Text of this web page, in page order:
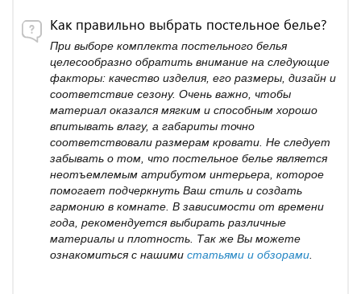
Как правильно выбрать постельное белье?
При выборе комплекта постельного белья
целесообразно обратить внимание на следующие
факторы: качество изделия, его размеры, дизайн и
соответствие сезону. Очень важно, чтобы
материал оказался мягким и способным хорошо
впитывать влагу, а габариты точно
соответствовали размерам кровати. Не следует
забывать о том, что постельное белье является
неотъемлемым атрибутом интерьера, которое
помогает подчеркнуть Ваш стиль и создать
гармонию в комнате. В зависимости от времени
года, рекомендуется выбирать различные
материалы и плотность. Так же Вы можете
ознакомиться с нашими статьями и обзорами